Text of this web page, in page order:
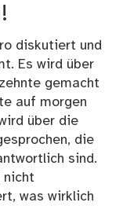
diskutiert und
Es wird über
gemacht
auf morgen
über die
die
sind.
nicht
was wirklich